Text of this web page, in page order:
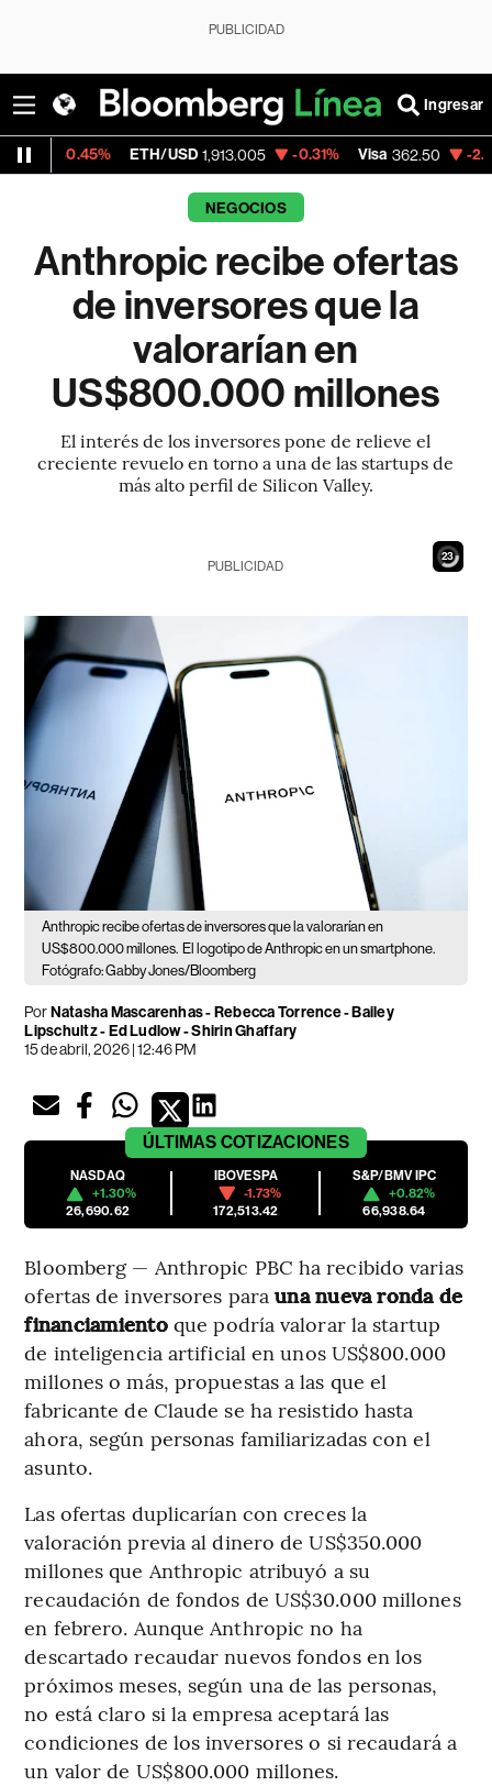
PUBLICIDAD
Ingresar
ETH/USD 1,913.005 -0.31% Visa 362.50 -2.15%
NEGOCIOS
Anthropic recibe ofertas
de inversores que la
valorarían en
US$800.000 millones
El interés de los inversores pone de relieve el
creciente revuelo en torno a una de las startups de
más alto perfil de Silicon Valley.
21
PUBLICIDAD
Anthropic recibe ofertas de inversores que la valorarían en
US$800.000 millones. El logotipo de Anthropic en un smartphone.
Fotógrafo: Gabby Jones/Bloomberg
PorNatasha Mascarenhas - Rebecca Torrence - Bailey
Lipschultz - Ed Ludlow - Shirin Ghaffary
15 de abril, 2026 | 12:46 PM
ÚLTIMAS COTIZACIONES
NASDAQ
+1.30%
26,690.62
IBOVESPA
-1.73%
172,513.42
S&P/BMV IPC
+0.82%
66,938.64
Bloomberg — Anthropic PBC ha recibido varias
ofertas de inversores parauna nueva ronda de
financiamiento que podría valorar la startup
de inteligencia artificial en unos US$800.000
millones o más, propuestas a las que el
fabricante de Claude se ha resistido hasta
ahora, según personas familiarizadas con el
asunto.
Las ofertas duplicarían con creces la
valoración previa al dinero de US$350.000
millones que Anthropic atribuyó a su
recaudación de fondos de US$30.000 millones
en febrero. Aunque Anthropic no ha
descartado recaudar nuevos fondos en los
próximos meses, según una de las personas,
no está claro si la empresa aceptará las
condiciones de los inversores o si recaudará a
un valor de US$800.000 millones.